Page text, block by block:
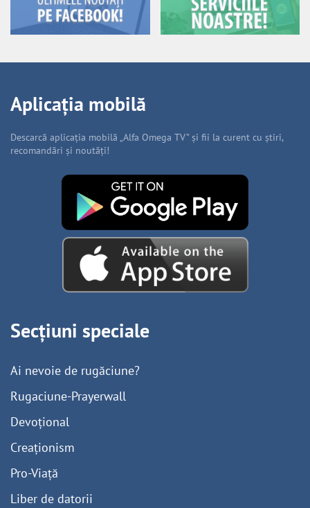
Aplicația mobilă
Descarcă aplicația mobilă „Alfa Omega TV” și fii la curent cu știri,
recomandări și noutăți!
Secțiuni speciale
Ai nevoie de rugăciune?
Rugaciune-Prayerwall
Devoțional
Creaționism
Pro-Viață
Liber de datorii